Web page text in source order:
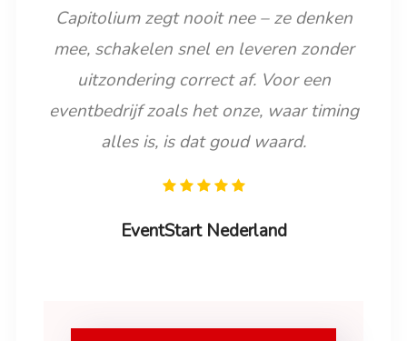
Capitolium zegt nooit nee – ze denken
mee, schakelen snel en leveren zonder
uitzondering correct af. Voor een
eventbedrijf zoals het onze, waar timing
alles is, is dat goud waard.
EventStart Nederland